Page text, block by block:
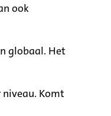
ook
globaal. Het
Komt